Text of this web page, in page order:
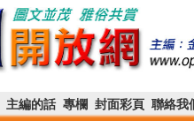
主編的話 專欄 封面彩頁 聯絡我